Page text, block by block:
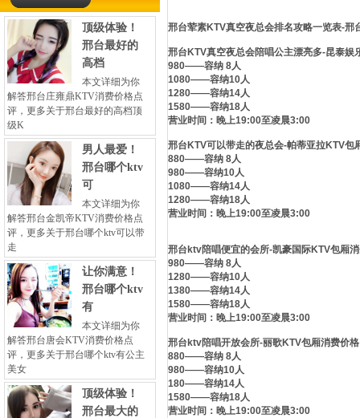
邢台荤素KTV真空夜总会排名攻略一览表-邢
邢台KTV真空夜总会陪唱公主漂亮多-昆泰娱
980——容纳 8人
1080——容纳10人
1280——容纳14人
1580——容纳18人
营业时间：晚上19:00至凌晨3:00
邢台KTV可以带走的夜总会-帕蒂亚拉KTV包
880——容纳 8人
980——容纳10人
1080——容纳14人
1280——容纳18人
营业时间：晚上19:00至凌晨3:00
邢台ktv陪唱便宜的会所-凯豪国际KTV包厢
980——容纳 8人
1280——容纳10人
1380——容纳14人
1580——容纳18人
营业时间：晚上19:00至凌晨3:00
邢台ktv陪唱开放会所-丽歌KTV包厢消费价格
880——容纳 8人
980——容纳10人
180——容纳14人
1580——容纳18人
营业时间：晚上19:00至凌晨3:00
顶级体验！
邢台最好的
高档
本文详细为你
解答邢台庄雍鼎KTV消费价格点
评，更多关于邢台最好的高档顶
级K
男人最爱！
邢台哪个ktv
可
本文详细为你
解答邢台金凯帝KTV消费价格点
评，更多关于邢台哪个ktv可以带
走
让你满意！
邢台哪个ktv
有
本文详细为你
解答邢台唐会KTV消费价格点
评，更多关于邢台哪个ktv有公主
美女
顶级体验！
邢台最大的